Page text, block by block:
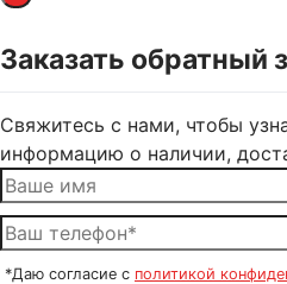
Заказать обратный
Свяжитесь с нами, чтобы
информацию о наличии,
*Даю согласие с политикой